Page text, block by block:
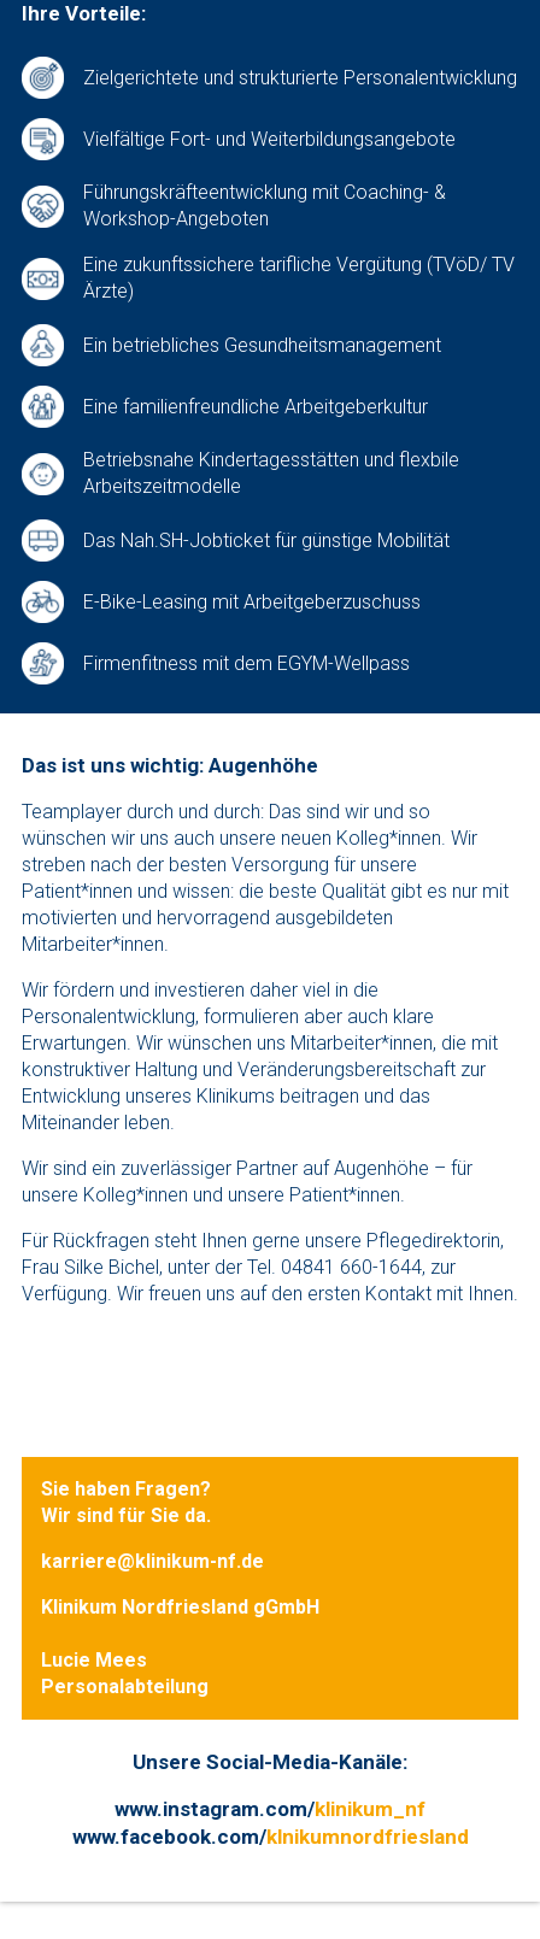
Ihre Vorteile:
Zielgerichtete und strukturierte Personalentwicklung
Vielfältige Fort- und Weiterbildungsangebote
Führungskräfteentwicklung mit Coaching- &
Workshop-Angeboten
Eine zukunftssichere tarifliche Vergütung (TVöD/ TV
Ärzte)
Ein betriebliches Gesundheitsmanagement
Eine familienfreundliche Arbeitgeberkultur
Betriebsnahe Kindertagesstätten und flexbile
Arbeitszeitmodelle
Das Nah.SH-Jobticket für günstige Mobilität
E-Bike-Leasing mit Arbeitgeberzuschuss
Firmenfitness mit dem EGYM-Wellpass
Das ist uns wichtig: Augenhöhe
Teamplayer durch und durch: Das sind wir und so
wünschen wir uns auch unsere neuen Kolleg*innen. Wir
streben nach der besten Versorgung für unsere
Patient*innen und wissen: die beste Qualität gibt es nur mit
motivierten und hervorragend ausgebildeten
Mitarbeiter*innen.
Wir fördern und investieren daher viel in die
Personalentwicklung, formulieren aber auch klare
Erwartungen. Wir wünschen uns Mitarbeiter*innen, die mit
konstruktiver Haltung und Veränderungsbereitschaft zur
Entwicklung unseres Klinikums beitragen und das
Miteinander leben.
Wir sind ein zuverlässiger Partner auf Augenhöhe – für
unsere Kolleg*innen und unsere Patient*innen.
Für Rückfragen steht Ihnen gerne unsere Pflegedirektorin,
Frau Silke Bichel, unter der Tel. 04841 660-1644, zur
Verfügung. Wir freuen uns auf den ersten Kontakt mit Ihnen.
Sie haben Fragen?
Wir sind für Sie da.
karriere@klinikum-nf.de
Klinikum Nordfriesland gGmbH
Lucie Mees
Personalabteilung
Unsere Social-Media-Kanäle:
www.instagram.com/klinikum_nf
www.facebook.com/klnikumnordfriesland